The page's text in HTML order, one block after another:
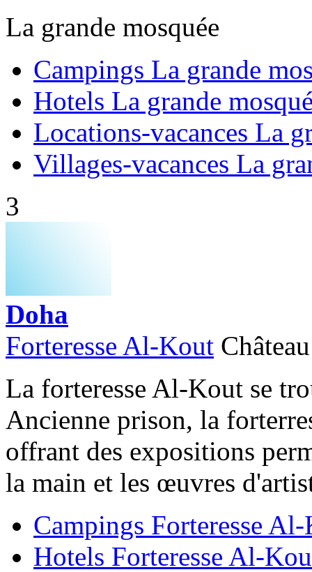
La grande mosquée
Campings La grande
Hotels La grande
Locations-vacances La
Villages-vacances La
3
Doha
Forteresse Al-Kout Château
La forteresse Al-Kout se
Ancienne prison, la
offrant des expositions
la main et les œuvres
Campings Forteresse
Hotels Forteresse Al-